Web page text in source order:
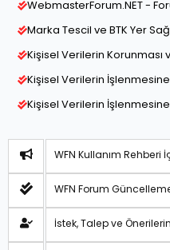
WebmasterForum.NET -
Marka Tescil ve BTK Yer
Kişisel Verilerin Korunması
Kişisel Verilerin İşlenmesine
Kişisel Verilerin
WFN Kullanım Rehberi
WFN Forum
İstek, Talep ve